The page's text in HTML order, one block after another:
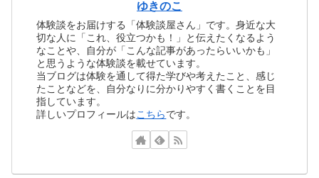
ゆきのこ
体験談をお届けする「体験談屋さん」です。身近な大
切な人に「これ、役立つかも！」と伝えたくなるよう
なことや、自分が「こんな記事があったらいいかも」
と思うような体験談を載せています。
当ブログは体験を通して得た学びや考えたこと、感じ
たことなどを、自分なりに分かりやすく書くことを目
指しています。
詳しいプロフィールはこちらです。